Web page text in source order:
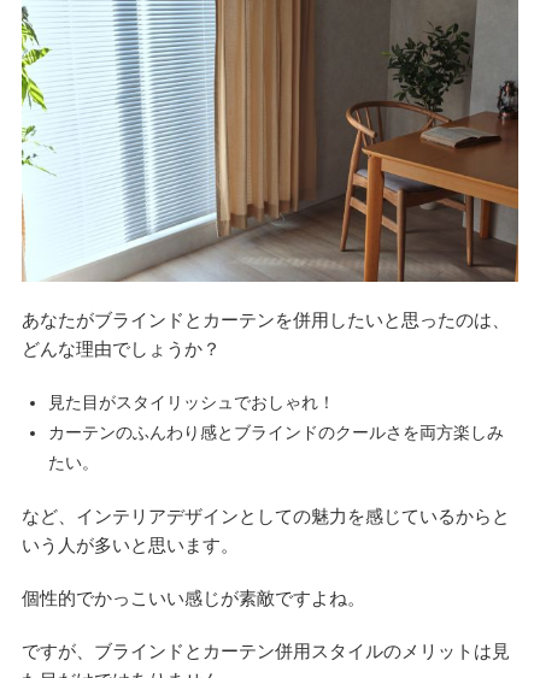
あなたがブラインドとカーテンを併用したいと思ったのは、
どんな理由でしょうか？
見た目がスタイリッシュでおしゃれ！
カーテンのふんわり感とブラインドのクールさを両方楽しみ
たい。
など、インテリアデザインとしての魅力を感じているからと
いう人が多いと思います。
個性的でかっこいい感じが素敵ですよね。
ですが、ブラインドとカーテン併用スタイルのメリットは見